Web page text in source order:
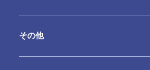
ご利用内容の変更
よくあるご質問
その他